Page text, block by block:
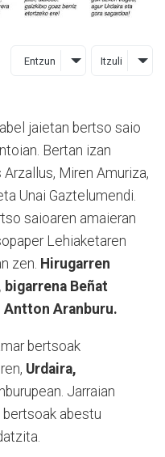
Entzun Itzuli
jaietan bertso saio
Bertan izan
Miren Amuriza,
Unai Gaztelumendi.
saioaren amaieran
Lehiaketaren
zen. Hirugarren
Beñat
Antton Aranburu.
bertsoak
Urdaira,
Jarraian
abestu